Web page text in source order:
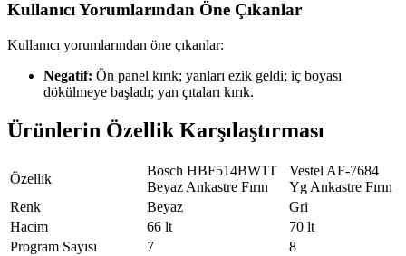
Kullanıcı Yorumlarından Öne Çıkanlar
Kullanıcı yorumlarından öne çıkanlar:
Negatif: Ön panel kırık; yanları ezik geldi; iç boyası
dökülmeye başladı; yan çıtaları kırık.
Ürünlerin Özellik Karşılaştırması
Özellik
Bosch HBF514BW1T
Beyaz Ankastre Fırın
Vestel AF-7684
Yg Ankastre Fırın
Renk
Beyaz
Gri
Hacim
66 lt
70 lt
Program Sayısı
7
8